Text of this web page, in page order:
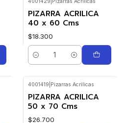
4001429 Pizarras Acrilicas
PIZARRA ACRILICA
40 x 60 Cms
$18.300
Cantidad
4001419 Pizarras Acrilicas
PIZARRA ACRILICA
50 x 70 Cms
$26.700